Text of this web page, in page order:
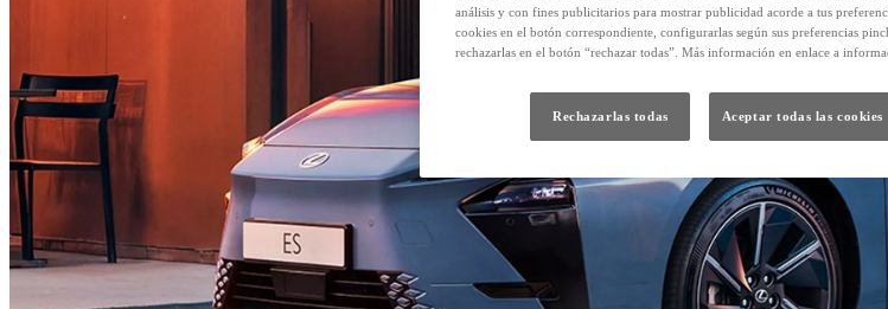
análisis y con fines publicitarios para mostrar publicidad acorde a tus
cookies en el botón correspondiente, configurarlas según sus preferencias
rechazarlas en el botón “rechazar todas”. Más información en enlace a
Rechazarlas todas Aceptar todas las cookies